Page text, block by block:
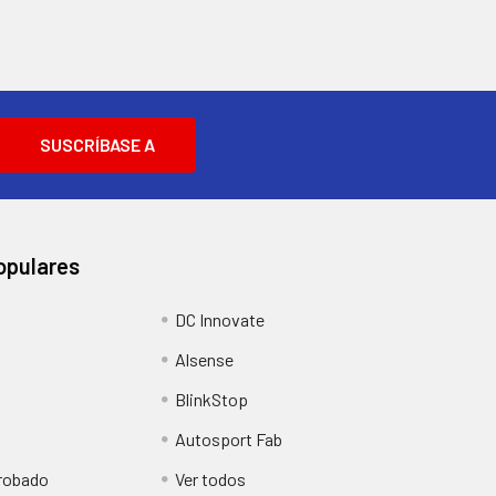
DC Innovate
Alsense
BlinkStop
Autosport Fab
Ver todos